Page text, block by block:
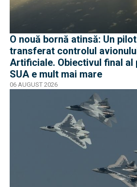
O nouă bornă atinsă: Un
transferat controlul
Artificiale. Obiectivul final al
SUA e mult mai mare
06 AUGUST 2026